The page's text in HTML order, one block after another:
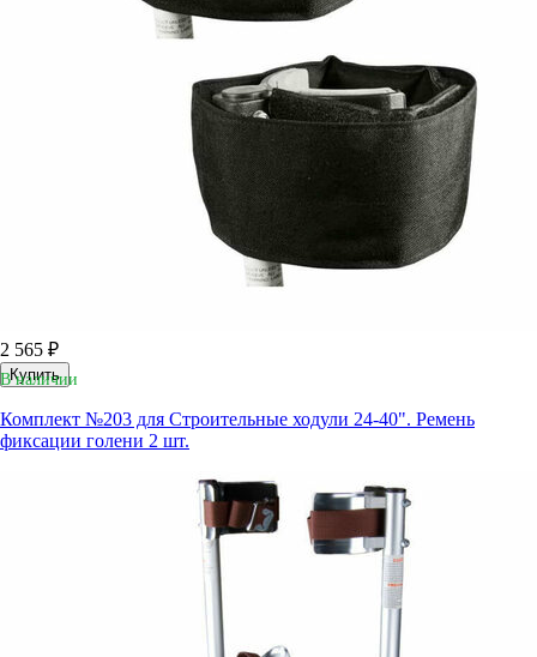
2 565 ₽
Купить
В наличии
Комплект №203 для Строительные ходули 24-40". Ремень
фиксации голени 2 шт.